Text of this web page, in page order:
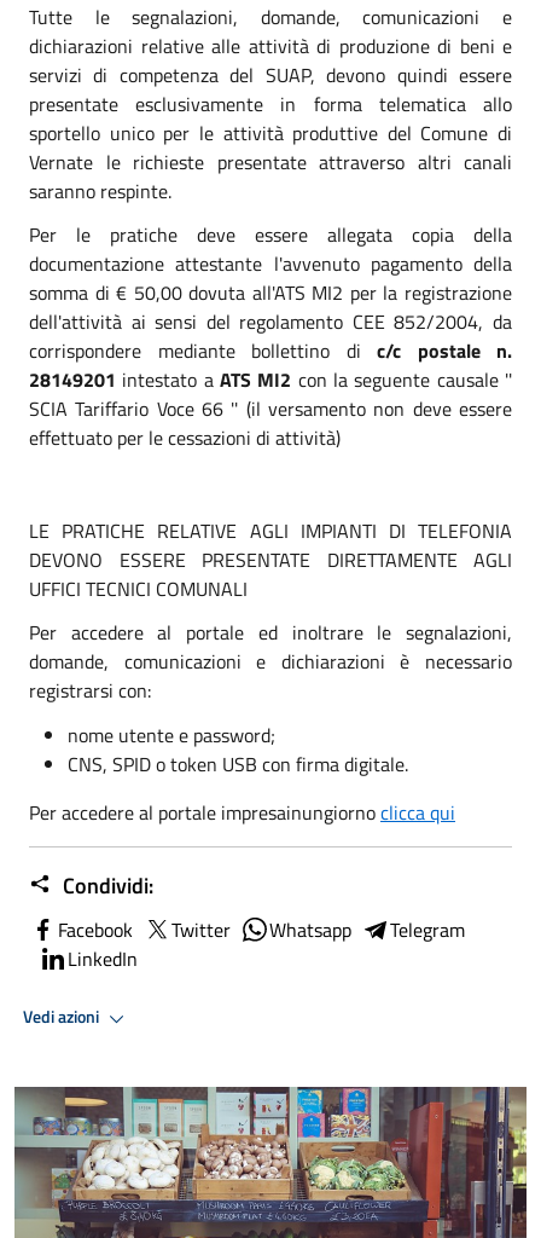
Tutte le segnalazioni, domande, comunicazioni e
dichiarazioni relative alle attività di produzione di beni e
servizi di competenza del SUAP, devono quindi essere
presentate esclusivamente in forma telematica allo
sportello unico per le attività produttive del Comune di
Vernate le richieste presentate attraverso altri canali
saranno respinte.
Per le pratiche deve essere allegata copia della
documentazione attestante l'avvenuto pagamento della
somma di € 50,00 dovuta all'ATS MI2 per la registrazione
dell'attività ai sensi del regolamento CEE 852/2004, da
corrispondere mediante bollettino di c/c postale n.
28149201 intestato a ATS MI2 con la seguente causale ''
SCIA Tariffario Voce 66 '' (il versamento non deve essere
effettuato per le cessazioni di attività)
LE PRATICHE RELATIVE AGLI IMPIANTI DI TELEFONIA
DEVONO ESSERE PRESENTATE DIRETTAMENTE AGLI
UFFICI TECNICI COMUNALI
Per accedere al portale ed inoltrare le segnalazioni,
domande, comunicazioni e dichiarazioni è necessario
registrarsi con:
nome utente e password;
CNS, SPID o token USB con firma digitale.
Per accedere al portale impresainungiornoclicca qui
Condividi:
Facebook Twitter Whatsapp
Telegram
LinkedIn
Vedi azioni